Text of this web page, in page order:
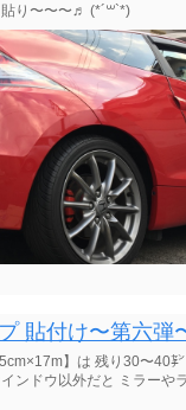
り〜〜〜♬ (*´꒳`*)
貼付け〜第六弾
】は 残り30〜40
ンドウ以外だと ミラー